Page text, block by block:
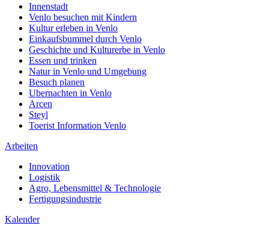
Innenstadt
Venlo besuchen mit Kindern
Kultur erleben in Venlo
Einkaufsbummel durch Venlo
Geschichte und Kulturerbe in Venlo
Essen und trinken
Natur in Venlo und Umgebung
Besuch planen
Ubernachten in Venlo
Arcen
Steyl
Toerist Information Venlo
Arbeiten
Innovation
Logistik
Agro, Lebensmittel & Technologie
Fertigungsindustrie
Kalender